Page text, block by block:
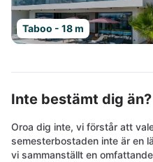
Taboo - 18 m
Inte bestämt dig än?
Oroa dig inte, vi förstår att
semesterbostaden inte är en
vi sammanställt en omfattande